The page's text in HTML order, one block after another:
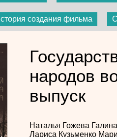
создания фильма
народов
выпуск
Наталья Гожева
Лариса Кузьменко